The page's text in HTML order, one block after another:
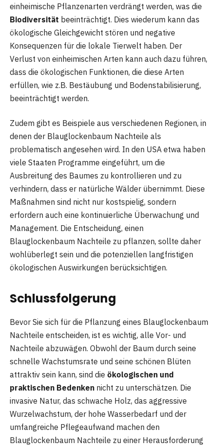
einheimische Pflanzenarten verdrängt werden, was die
Biodiversität beeinträchtigt. Dies wiederum kann das
ökologische Gleichgewicht stören und negative
Konsequenzen für die lokale Tierwelt haben. Der
Verlust von einheimischen Arten kann auch dazu führen,
dass die ökologischen Funktionen, die diese Arten
erfüllen, wie z.B. Bestäubung und Bodenstabilisierung,
beeinträchtigt werden.
Zudem gibt es Beispiele aus verschiedenen Regionen, in
denen der Blauglockenbaum Nachteile als
problematisch angesehen wird. In den USA etwa haben
viele Staaten Programme eingeführt, um die
Ausbreitung des Baumes zu kontrollieren und zu
verhindern, dass er natürliche Wälder übernimmt. Diese
Maßnahmen sind nicht nur kostspielig, sondern
erfordern auch eine kontinuierliche Überwachung und
Management. Die Entscheidung, einen
Blauglockenbaum Nachteile zu pflanzen, sollte daher
wohlüberlegt sein und die potenziellen langfristigen
ökologischen Auswirkungen berücksichtigen.
Schlussfolgerung
Bevor Sie sich für die Pflanzung eines Blauglockenbaum
Nachteile entscheiden, ist es wichtig, alle Vor- und
Nachteile abzuwägen. Obwohl der Baum durch seine
schnelle Wachstumsrate und seine schönen Blüten
attraktiv sein kann, sind die ökologischen und
praktischen Bedenken nicht zu unterschätzen. Die
invasive Natur, das schwache Holz, das aggressive
Wurzelwachstum, der hohe Wasserbedarf und der
umfangreiche Pflegeaufwand machen den
Blauglockenbaum Nachteile zu einer Herausforderung